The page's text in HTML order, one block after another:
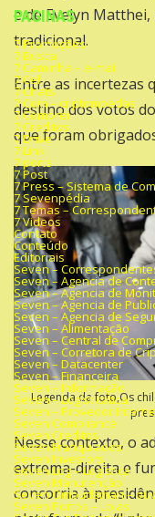
e de Evelyn
tradicional.
Entre as incertezas
destino dos votos
que foram
Legenda da foto,Os
Nesse contexto, o
extrema-direita e
concorria à
PAGINAS
7 Promoções
7 Busca
7 Caminha – e-mail
7 Cel
7 Chats
7 Coin – criptomoedas
7 Comprei
7 Creditos
7 Drive
7 Link
7 ports
7 Post
7 Press – Sistema de
7 Sevenpédia
7 Temas –
7 Videos
Contato
Conteúdo
Editoriais
Seven –
Seven – Agencia de
Seven – Agencia de
Seven – Agencia de
Seven – Agencia de
Seven – Alimentação
Seven – Central de
Seven – Corretora de
Seven – Datacenter
Seven – Financeira
Seven – Informação
Seven – Logísticatica
Seven – Provedor
Seven Compliance
Seven Creditos
Seven Franquiados
Seven Investors
Seven Log – Logística
Seven Manutenção
Seven Ombudsman –
Seven Portos – Lojas